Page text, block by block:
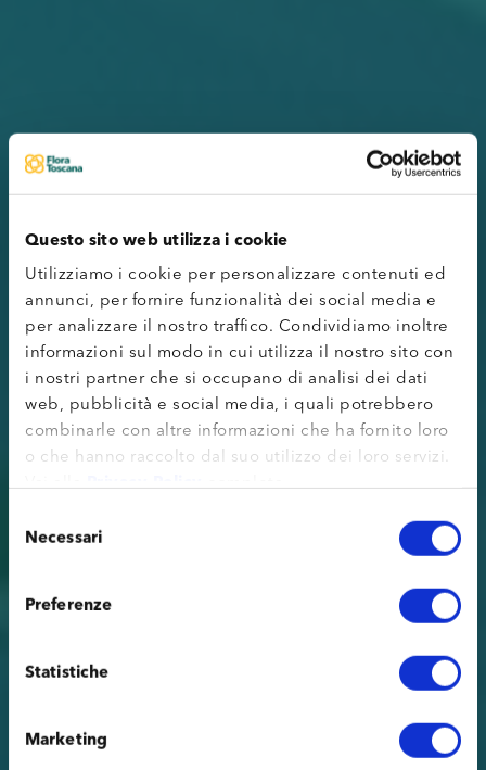
Questo sito web utilizza i cookie
Utilizziamo i cookie per personalizzare contenuti ed
annunci, per fornire funzionalità dei social media e
per analizzare il nostro traffico. Condividiamo inoltre
informazioni sul modo in cui utilizza il nostro sito con
i nostri partner che si occupano di analisi dei dati
web, pubblicità e social media, i quali potrebbero
combinarle con altre informazioni che ha fornito loro
o che hanno raccolto dal suo utilizzo dei loro servizi.
Vai allaPrivacy Policycompleta.
delNecessari
Preferenze
Statistiche
Marketing